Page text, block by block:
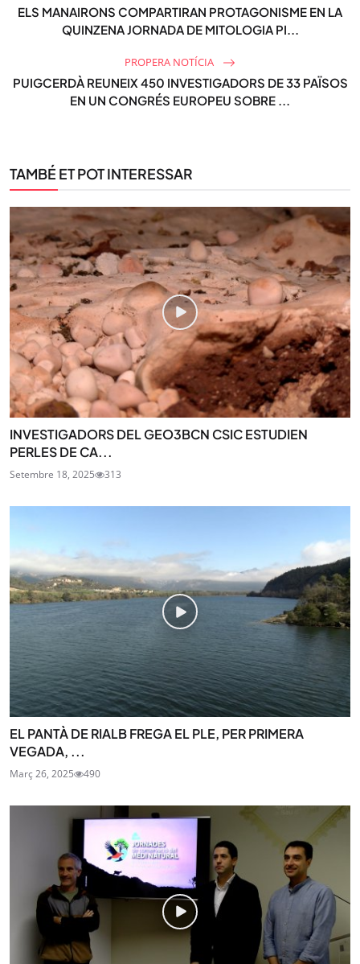
ELS MANAIRONS COMPARTIRAN PROTAGONISME EN LA
QUINZENA JORNADA DE MITOLOGIA PI...
PROPERA NOTÍCIA
PUIGCERDÀ REUNEIX 450 INVESTIGADORS DE 33 PAÏSOS
EN UN CONGRÉS EUROPEU SOBRE ...
TAMBÉ ET POT INTERESSAR
INVESTIGADORS DEL GEO3BCN CSIC ESTUDIEN
PERLES DE CA...
Setembre 18, 2025 313
EL PANTÀ DE RIALB FREGA EL PLE, PER PRIMERA
VEGADA, ...
Març 26, 2025 490